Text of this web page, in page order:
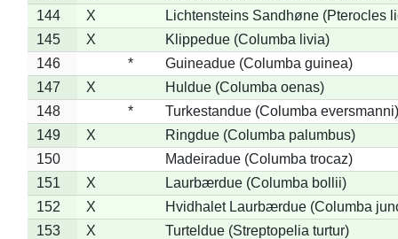
144
X
Lichtensteins Sandhøne (Pterocles
145
X
Klippedue (Columba livia)
146
*
Guineadue (Columba guinea)
147
X
Huldue (Columba oenas)
148
*
Turkestandue (Columba eversmanni)
149
X
Ringdue (Columba palumbus)
150
Madeiradue (Columba trocaz)
151
X
Laurbærdue (Columba bollii)
152
X
Hvidhalet Laurbærdue (Columba
153
X
Turteldue (Streptopelia turtur)